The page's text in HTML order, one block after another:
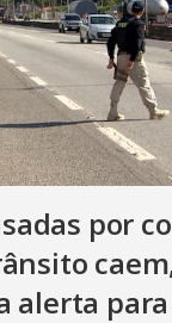
por
alerta